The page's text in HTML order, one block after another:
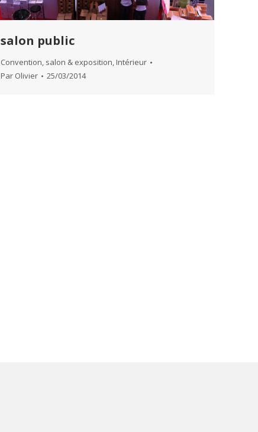
salon public
Convention, salon & exposition, Intérieur
Par Olivier 25/03/2014